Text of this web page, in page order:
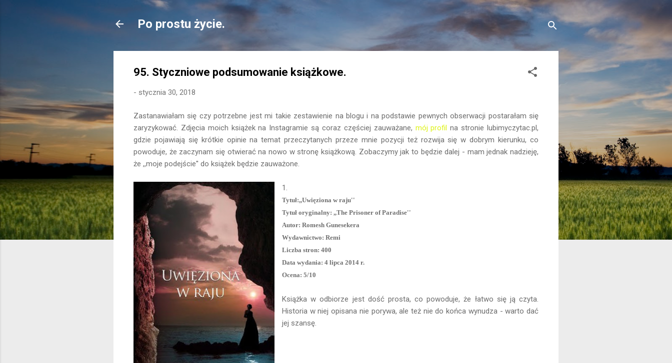
Po prostu życie.
95. Styczniowe podsumowanie książkowe.
- stycznia 30, 2018
Zastanawiałam się czy potrzebne jest mi takie zestawienie na blogu i na podstawie pewnych obserwacji postarałam się
zaryzykować. Zdjęcia moich książek na Instagramie są coraz częściej zauważane, mój profil na stronie lubimyczytac.pl,
gdzie pojawiają się krótkie opinie na temat przeczytanych przeze mnie pozycji też rozwija się w dobrym kierunku, co
powoduje, że zaczynam się otwierać na nowo w stronę książkową. Zobaczymy jak to będzie dalej - mam jednak nadzieję,
że ,,moje podejście'' do książek będzie zauważone.
1.
Tytuł:,,Uwięziona w raju''
Tytuł oryginalny: ,,The Prisoner of Paradise''
Autor: Romesh Gunesekera
Wydawnictwo: Remi
Liczba stron: 400
Data wydania: 4 lipca 2014 r.
Ocena: 5/10
Książka w odbiorze jest dość prosta, co powoduje, że łatwo się ją czyta.
Historia w niej opisana nie porywa, ale też nie do końca wynudza - warto dać
jej szansę.